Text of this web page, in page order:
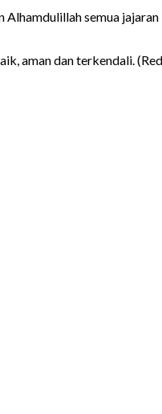
Alhamdulillah semua
aman dan terkendali.